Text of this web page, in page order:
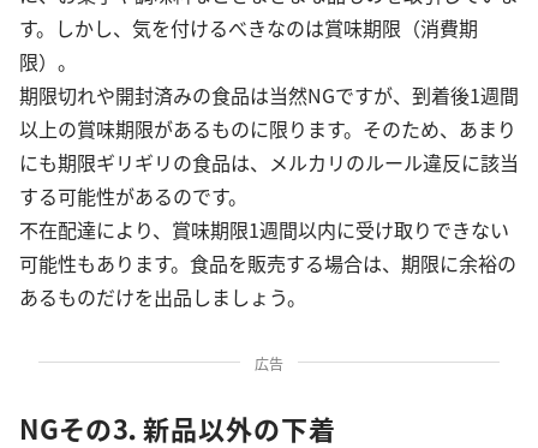
す。しかし、気を付けるべきなのは賞味期限（消費期
限）。
期限切れや開封済みの食品は当然NGですが、到着後1週間
以上の賞味期限があるものに限ります。そのため、あまり
にも期限ギリギリの食品は、メルカリのルール違反に該当
する可能性があるのです。
不在配達により、賞味期限1週間以内に受け取りできない
可能性もあります。食品を販売する場合は、期限に余裕の
あるものだけを出品しましょう。
広告
NGその3．新品以外の下着